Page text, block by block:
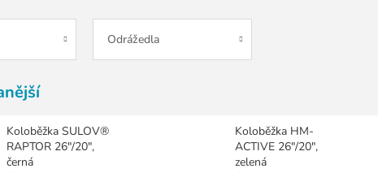
Odrážedla
Koloběžka SULOV®
RAPTOR 26"/20",
černá
Koloběžka HM-
ACTIVE 26"/20",
zelená